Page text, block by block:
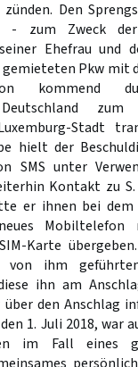
zünden. Den
- zum Zweck
Ehefrau und
Pkw mit
kommend
Deutschland
Stadt
hielt der
SMS unter
Kontakt zu S.
er ihnen bei dem
Karte
ihm
ihn am
über den Anschlag
1. Juli 2018, war
im Fall eines